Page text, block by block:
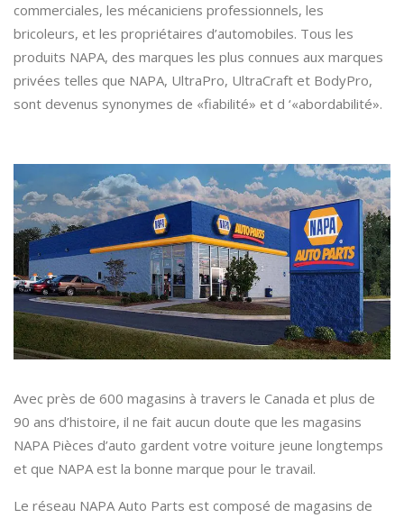
commerciales, les mécaniciens professionnels, les
bricoleurs, et les propriétaires d’automobiles. Tous les
produits NAPA, des marques les plus connues aux marques
privées telles que NAPA, UltraPro, UltraCraft et BodyPro,
sont devenus synonymes de «fiabilité» et d ‘«abordabilité».
Avec près de 600 magasins à travers le Canada et plus de
90 ans d’histoire, il ne fait aucun doute que les magasins
NAPA Pièces d’auto gardent votre voiture jeune longtemps
et que NAPA est la bonne marque pour le travail.
Le réseau NAPA Auto Parts est composé de magasins de